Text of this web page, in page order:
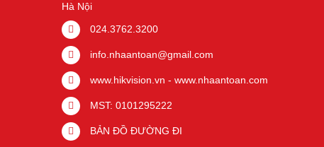
Hà Nội
024.3762.3200
info.nhaantoan@gmail.com
www.hikvision.vn - www.nhaantoan.com
MST: 0101295222
BẢN ĐỒ ĐƯỜNG ĐI